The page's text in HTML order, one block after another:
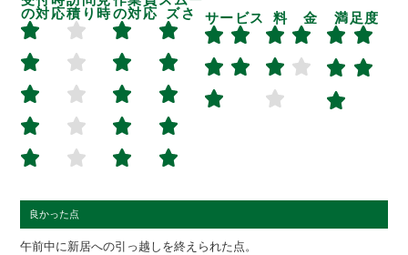
の対応積り時の対応
ズさ
サービス 料 金 満足度
良かった点
午前中に新居への引っ越しを終えられた点。